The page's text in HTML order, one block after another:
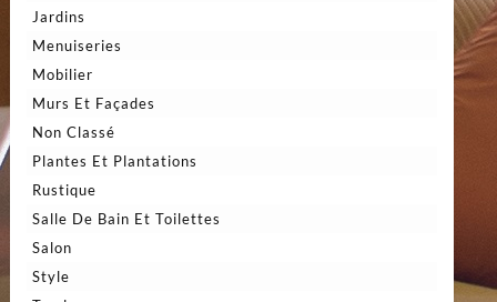
Jardins
Menuiseries
Mobilier
Murs Et Façades
Non Classé
Plantes Et Plantations
Rustique
Salle De Bain Et Toilettes
Salon
Style